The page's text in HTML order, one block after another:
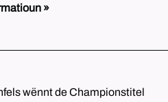
»
wënnt de Championstitel